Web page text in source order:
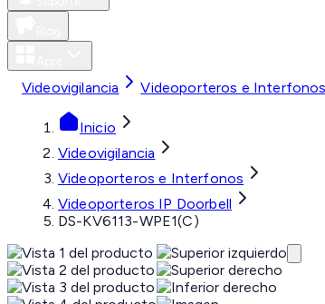
Videovigilancia Videoporteros e Interfonos
Inicio
Videovigilancia
Videoporteros e Interfonos
Videoporteros IP Doorbell
DS-KV6113-WPE1(C)